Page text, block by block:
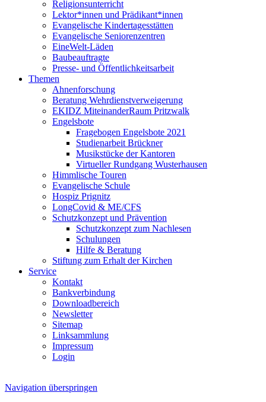
Religionsunterricht
Lektor*innen und Prädikant*innen
Evangelische Kindertagesstätten
Evangelische Seniorenzentren
EineWelt-Läden
Baubeauftragte
Presse- und Öffentlichkeitsarbeit
Themen
Ahnenforschung
Beratung Wehrdienstverweigerung
EKIDZ MiteinanderRaum Pritzwalk
Engelsbote
Fragebogen Engelsbote 2021
Studienarbeit Brückner
Musikstücke der Kantoren
Virtueller Rundgang Wusterhausen
Himmlische Touren
Evangelische Schule
Hospiz Prignitz
LongCovid & ME/CFS
Schutzkonzept und Prävention
Schutzkonzept zum Nachlesen
Schulungen
Hilfe & Beratung
Stiftung zum Erhalt der Kirchen
Service
Kontakt
Bankverbindung
Downloadbereich
Newsletter
Sitemap
Linksammlung
Impressum
Login
Navigation überspringen